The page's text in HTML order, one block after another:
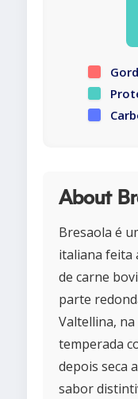
About
Bresaola é
italiana feita
de carne
parte
Valtellina,
temperada
depois seca
sabor